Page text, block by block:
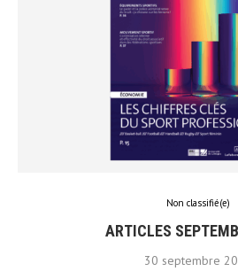
Non classifié(e)
ARTICLES
30 septembre